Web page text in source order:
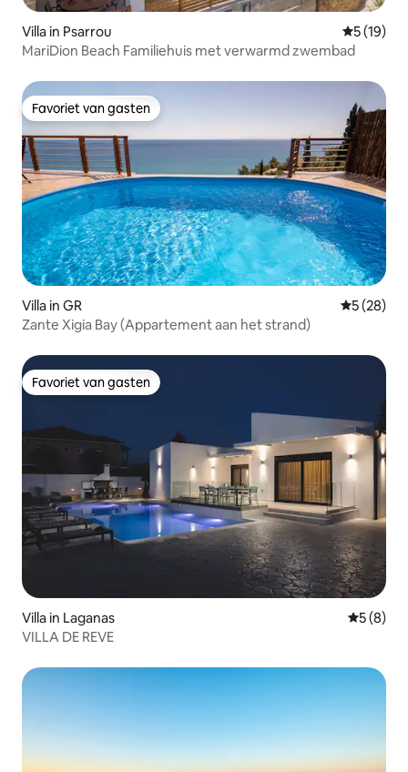
Villa in Psarrou
5 (19)
MariDion Beach Familiehuis met verwarmd zwembad
Favoriet van gasten
Favoriet van gasten
Villa in GR
5 (28)
Zante Xigia Bay (Appartement aan het strand)
Favoriet van gasten
Favoriet van gasten
Villa in Laganas
5 (8)
VILLA DE REVE